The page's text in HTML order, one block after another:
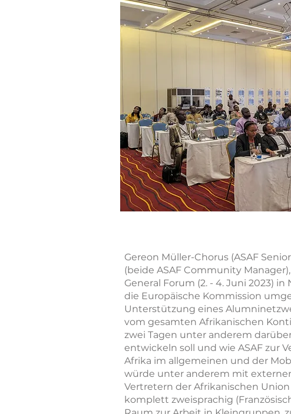
Gereon Müller-Chorus (ASAF
(beide ASAF Community
General Forum (2. - 4. Juni 2023)
die Europäische Kommission
Unterstützung eines
vom gesamten Afrikanischen
zwei Tagen unter anderem
entwickeln soll und wie ASAF zur
Afrika im allgemeinen und der
würde unter anderem mit
Vertretern der Afrikanischen
komplett zweisprachig